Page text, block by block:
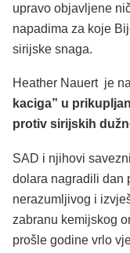
upravo objavljene
napadima za koje
sirijske snaga.
Heather Nauert je
kaciga” u
protiv sirijskih
SAD i njihovi
dolara nagradili dan
nerazumljivog i
zabranu kemijskog
prošle godine vrlo